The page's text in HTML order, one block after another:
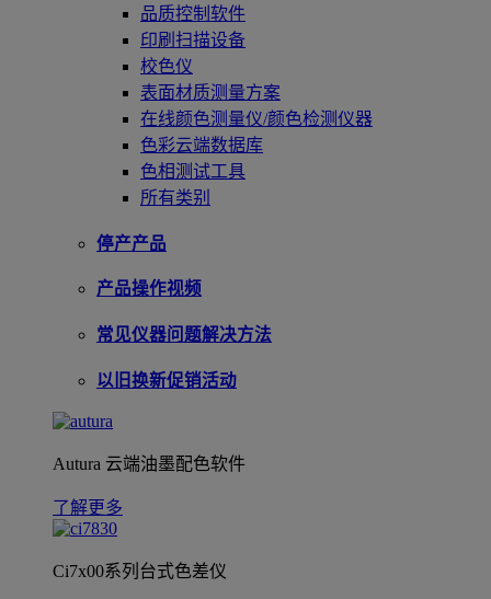
品质控制软件
印刷扫描设备
校色仪
表面材质测量方案
在线颜色测量仪/颜色检测仪器
色彩云端数据库
色相测试工具
所有类别
停产产品
产品操作视频
常见仪器问题解决方法
以旧换新促销活动
Autura 云端油墨配色软件
了解更多
Ci7x00系列台式色差仪